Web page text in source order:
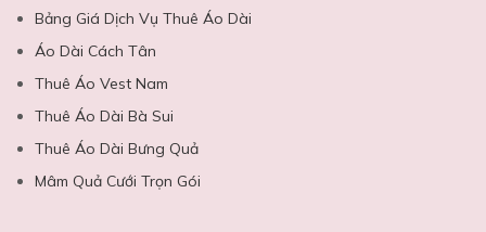
Bảng Giá Dịch Vụ Thuê Áo Dài
Áo Dài Cách Tân
Thuê Áo Vest Nam
Thuê Áo Dài Bà Sui
Thuê Áo Dài Bưng Quả
Mâm Quả Cưới Trọn Gói